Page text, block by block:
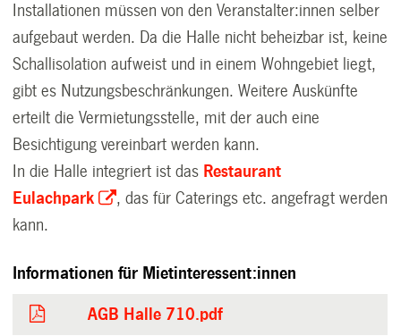
Installationen müssen von den Veranstalter:innen selber
aufgebaut werden. Da die Halle nicht beheizbar ist, keine
Schallisolation aufweist und in einem Wohngebiet liegt,
gibt es Nutzungsbeschränkungen. Weitere Auskünfte
erteilt die Vermietungsstelle, mit der auch eine
Besichtigung vereinbart werden kann.
In die Halle integriert ist das Restaurant
Eulachpark
, das für Caterings etc. angefragt werden
kann.
Informationen für Mietinteressent:innen
AGB Halle 710.pdf